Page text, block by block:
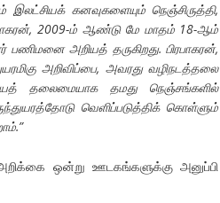
இலட்சியக் கனவுகளையும் நெஞ்சிருத்தி,
2009-ம் ஆண்டு மே மாதம் 18-ஆம்
அறியத் தருகிறது. பிரபாகரன்,
அறிவிப்பை, அவரது வழிநடத்தலை
தலைமையாக தமது நெஞ்சங்களில்
வெளிப்படுத்திக் கொள்ளும்
ஒன்று ஊடகங்களுக்கு அனுப்பி